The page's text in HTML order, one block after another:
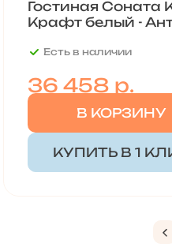
Гостиная Соната
Крафт белый -
Есть в наличии
36 458 р.
В КОРЗИНУ
КУПИТЬ В 1